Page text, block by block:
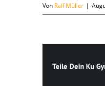
Von Ralf Müller |
Teile Dein Ku